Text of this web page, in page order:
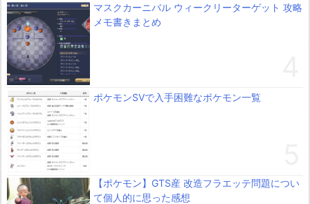
マスクカーニバル ウィークリーターゲット 攻略
メモ書きまとめ
ポケモンSVで入手困難なポケモン一覧
【ポケモン】GTS産 改造フラエッテ問題につい
て個人的に思った感想